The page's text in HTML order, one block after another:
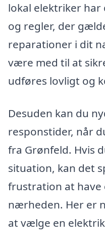
lokal elektriker har
og regler, der
reparationer i dit
være med til at
udføres lovligt og
Desuden kan du
responstider, når
fra Grønfeld. Hvis
situation, kan det
frustration at have
nærheden. Her er
at vælge en